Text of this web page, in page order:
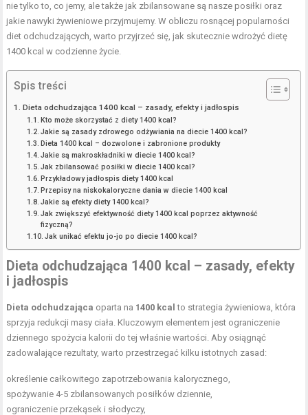
nie tylko to, co jemy, ale także jak zbilansowane są nasze posiłki oraz
jakie nawyki żywieniowe przyjmujemy. W obliczu rosnącej popularności
diet odchudzających, warto przyjrzeć się, jak skutecznie wdrożyć dietę
1400 kcal w codzienne życie.
Spis treści
Dieta odchudzająca 1400 kcal – zasady, efekty i jadłospis
Kto może skorzystać z diety 1400 kcal?
Jakie są zasady zdrowego odżywiania na diecie 1400 kcal?
Dieta 1400 kcal – dozwolone i zabronione produkty
Jakie są makroskładniki w diecie 1400 kcal?
Jak zbilansować posiłki w diecie 1400 kcal?
Przykładowy jadłospis diety 1400 kcal
Przepisy na niskokaloryczne dania w diecie 1400 kcal
Jakie są efekty diety 1400 kcal?
Jak zwiększyć efektywność diety 1400 kcal poprzez aktywność
fizyczną?
Jak unikać efektu jo-jo po diecie 1400 kcal?
Dieta odchudzająca 1400 kcal – zasady, efekty
i jadłospis
Dieta odchudzająca oparta na 1400 kcal to strategia żywieniowa, która
sprzyja redukcji masy ciała. Kluczowym elementem jest ograniczenie
dziennego spożycia kalorii do tej właśnie wartości. Aby osiągnąć
zadowalające rezultaty, warto przestrzegać kilku istotnych zasad:
określenie całkowitego zapotrzebowania kalorycznego,
spożywanie 4-5 zbilansowanych posiłków dziennie,
ograniczenie przekąsek i słodyczy,